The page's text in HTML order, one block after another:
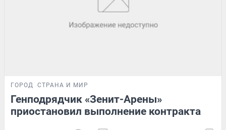
ГОРОД СТРАНА И МИР
Генподрядчик «Зенит-Арены»
приостановил выполнение контракта